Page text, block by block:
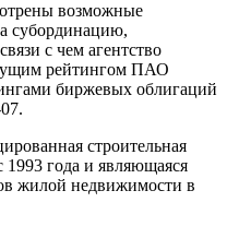
возможные
субординацию,
с чем агентство
рейтингом ПАО
биржевых облигаций
строительная
года и являющаяся
жилой недвижимости в